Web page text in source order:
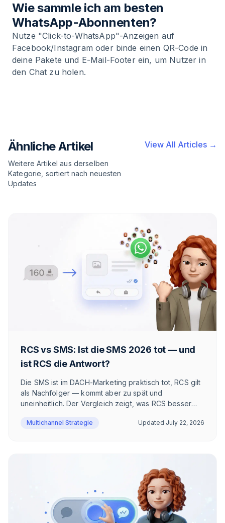
Wie sammle ich am besten
WhatsApp-Abonnenten?
Nutze "Click-to-WhatsApp"-Anzeigen auf
Facebook/Instagram oder binde einen QR-Code in
deine Pakete und E-Mail-Footer ein, um Nutzer in
den Chat zu holen.
Ähnliche Artikel
Weitere Artikel aus derselben
Kategorie, sortiert nach neuesten
Updates
View All Articles →
RCS vs SMS: Ist die SMS 2026 tot — und
ist RCS die Antwort?
Die SMS ist im DACH-Marketing praktisch tot, RCS gilt
als Nachfolger — kommt aber zu spät und
uneinheitlich. Der Vergleich zeigt, was RCS besser
warum im DACH-E-Commerce WhatsApp gewinnt.
Multichannel Strategie Updated July 22, 2026